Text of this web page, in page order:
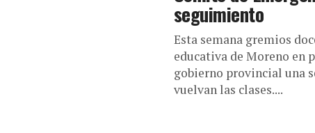
seguimiento
Esta semana gremios
educativa de Moreno en
gobierno provincial una
vuelvan las clases....